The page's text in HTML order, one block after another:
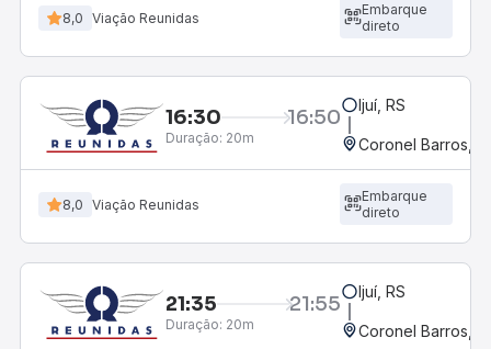
8,0 Viação Reunidas
Embarque
direto
16:30 16:50
Duração: 20m
Ijuí, RS
Coronel Barros,
8,0 Viação Reunidas
Embarque
direto
21:35 21:55
Duração: 20m
Ijuí, RS
Coronel Barros,